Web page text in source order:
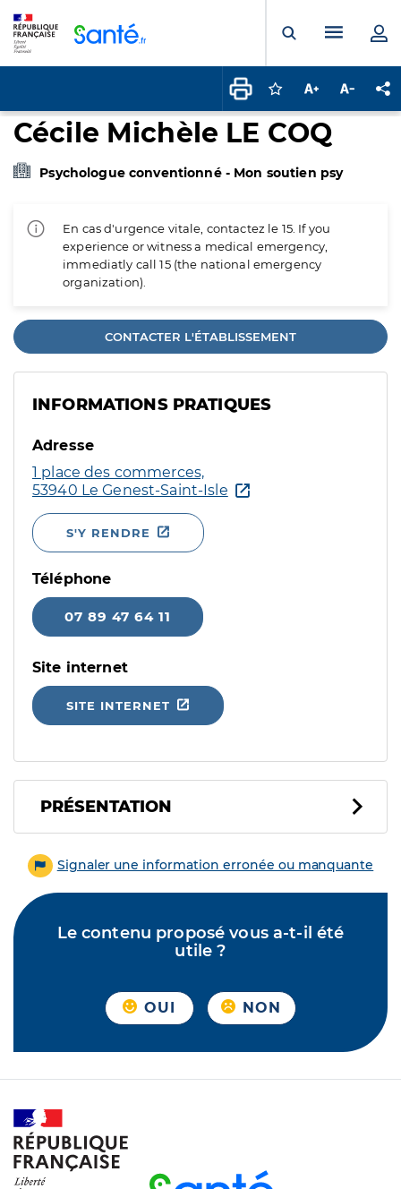
Ouvrir laMenu
Connectez-vous
Augmenter la
Cécile Michèle LE COQ
Psychologue conventionné - Mon soutien psy
En cas d'urgence vitale, contactez le 15. If you
experience or witness a medical emergency,
immediatly call 15 (the national emergency
organization).
CONTACTER L'ÉTABLISSEMENT
INFORMATIONS PRATIQUES
Adresse
1 place des commerces,
53940 Le Genest-Saint-Isle
S'Y RENDRE
Téléphone
07 89 47 64 11
Site internet
SITE INTERNET
PRÉSENTATION
Signaler une information erronée ou manquante
Le contenu proposé vous a-t-il été
utile ?
OUI NON